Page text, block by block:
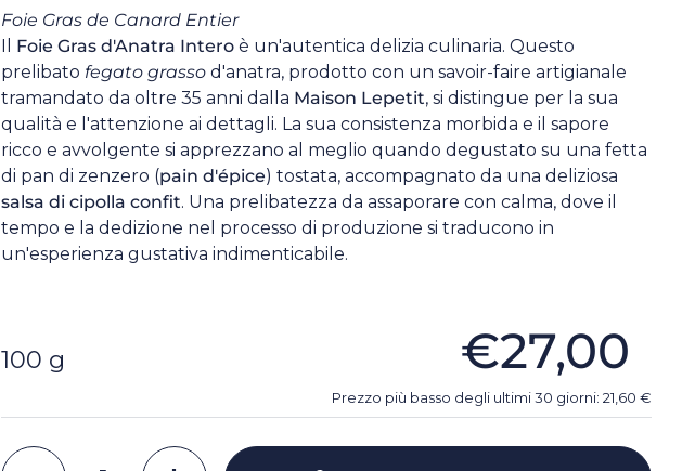
Foie Gras de Canard Entier
Il Foie Gras d'Anatra Intero è un'autentica delizia culinaria. Questo
prelibato fegato grasso d'anatra, prodotto con un savoir-faire artigianale
tramandato da oltre 35 anni dalla Maison Lepetit, si distingue per la sua
qualità e l'attenzione ai dettagli. La sua consistenza morbida e il sapore
ricco e avvolgente si apprezzano al meglio quando degustato su una fetta
di pan di zenzero (pain d'épice) tostata, accompagnato da una deliziosa
salsa di cipolla confit. Una prelibatezza da assaporare con calma, dove il
tempo e la dedizione nel processo di produzione si traducono in
un'esperienza gustativa indimenticabile.
100 g €27,00
Prezzo più basso degli ultimi 30 giorni: 21,60 €
Quantità